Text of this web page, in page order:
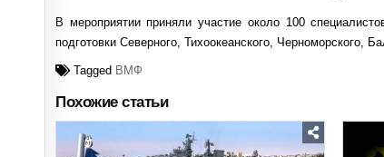
В мероприятии приняли участие около 100
подготовки Северного, Тихоокеанского, Черноморского,
Tagged ВМФ
Похожие статьи